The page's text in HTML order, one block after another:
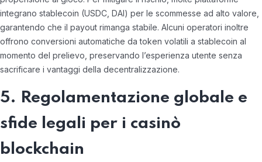
integrano stablecoin (USDC, DAI) per le scommesse ad alto valore,
garantendo che il payout rimanga stabile. Alcuni operatori inoltre
offrono conversioni automatiche da token volatili a stablecoin al
momento del prelievo, preservando l’esperienza utente senza
sacrificare i vantaggi della decentralizzazione.
5. Regolamentazione globale e
sfide legali per i casinò
blockchain